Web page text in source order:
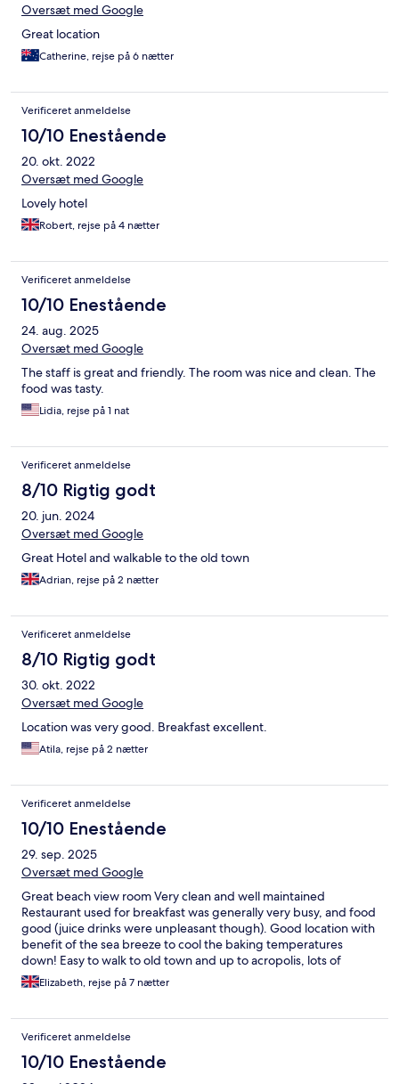
Oversæt med Google
Great location
Catherine, rejse på 6 nætter
Verificeret anmeldelse
10/10 Enestående
20. okt. 2022
Oversæt med Google
Lovely hotel
Robert, rejse på 4 nætter
Verificeret anmeldelse
10/10 Enestående
24. aug. 2025
Oversæt med Google
The staff is great and friendly. The room was nice and clean. The
food was tasty.
Lidia, rejse på 1 nat
Verificeret anmeldelse
8/10 Rigtig godt
20. jun. 2024
Oversæt med Google
Great Hotel and walkable to the old town
Adrian, rejse på 2 nætter
Verificeret anmeldelse
8/10 Rigtig godt
30. okt. 2022
Oversæt med Google
Location was very good. Breakfast excellent.
Atila, rejse på 2 nætter
Verificeret anmeldelse
10/10 Enestående
29. sep. 2025
Oversæt med Google
Great beach view room Very clean and well maintained
Restaurant used for breakfast was generally very busy, and food
good (juice drinks were unpleasant though). Good location with
benefit of the sea breeze to cool the baking temperatures
down! Easy to walk to old town and up to acropolis, lots of
restaurants close by and lots of small shops for food/drinks etc
Elizabeth, rejse på 7 nætter
Verificeret anmeldelse
10/10 Enestående